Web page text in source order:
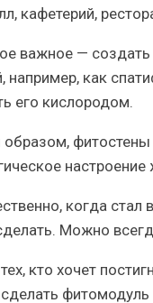
кафетерий,
важное —
например, как
его кислородом.
образом,
когда стал
Можно
кто хочет